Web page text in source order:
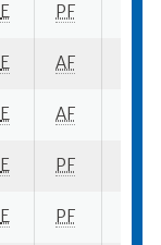
E PF
E AF
E AF
E PF
E PF